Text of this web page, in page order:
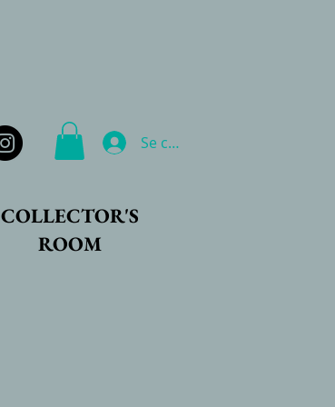
Se connecter
COLLECTOR'S
ROOM